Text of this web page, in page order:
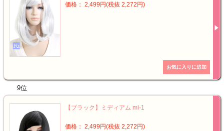
価格： 2,499円(税抜 2,272円)
9位
【ブラック】ミディアム mi-1
価格： 2,499円(税抜 2,272円)